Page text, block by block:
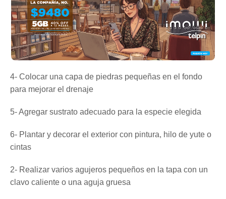
4- Colocar una capa de piedras pequeñas en el fondo
para mejorar el drenaje
5- Agregar sustrato adecuado para la especie elegida
6- Plantar y decorar el exterior con pintura, hilo de yute o
cintas
2- Realizar varios agujeros pequeños en la tapa con un
clavo caliente o una aguja gruesa